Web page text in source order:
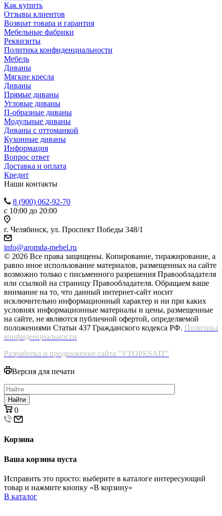
Как купить
Отзывы клиентов
Возврат товара и гарантия
Мебельные фабрики
Реквизиты
Политика конфиденциальности
Мебель
Диваны
Мягкие кресла
Диваны
Прямые диваны
Угловые диваны
П-образные диваны
Модульные диваны
Диваны с оттоманкой
Кухонные диваны
Информация
Вопрос ответ
Доставка и оплата
Кредит
Наши контакты
8 (900) 062-92-70
с 10:00 до 20:00
г. Челябинск, ул. Проспект Победы 348/1
info@aromda-mebel.ru
© 2026 Все права защищены. Копирование, тиражирование, а
равно иное использование материалов, размещенных на сайте
возможно только с письменного разрешения Правообладателя
или ссылкой на страницу Правообладателя. Обращаем ваше
внимание на то, что данный интернет-сайт носит
исключительно информационный характер и ни при каких
условиях информационные материалы и цены, размещенные
на сайте, не являются публичной офертой, определяемой
положениями Статьи 437 Гражданского кодекса РФ. Политика
конфиденциальности
Разработка и продвижение сайта "VTOPESAIT"
Версия для печати
Найти
0
Корзина
Ваша корзина пуста
Исправить это просто: выберите в каталоге интересующий
товар и нажмите кнопку «В корзину»
В каталог